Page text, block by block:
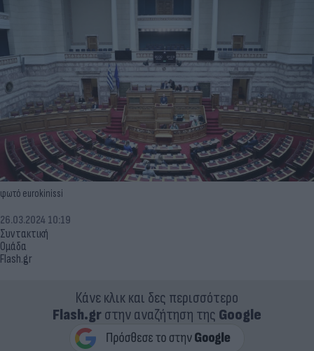
φωτό eurokinissi
Συντακτική
Ομάδα
Flash.gr
26.03.2024 10:19
Κάνε κλικ και δες περισσότερο
Flash.grστην αναζήτηση της Google